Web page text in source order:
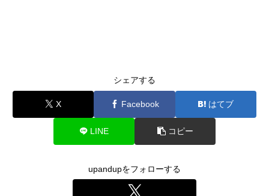
シェアする
X Facebook はてブ
LINE コピー
upandupをフォローする